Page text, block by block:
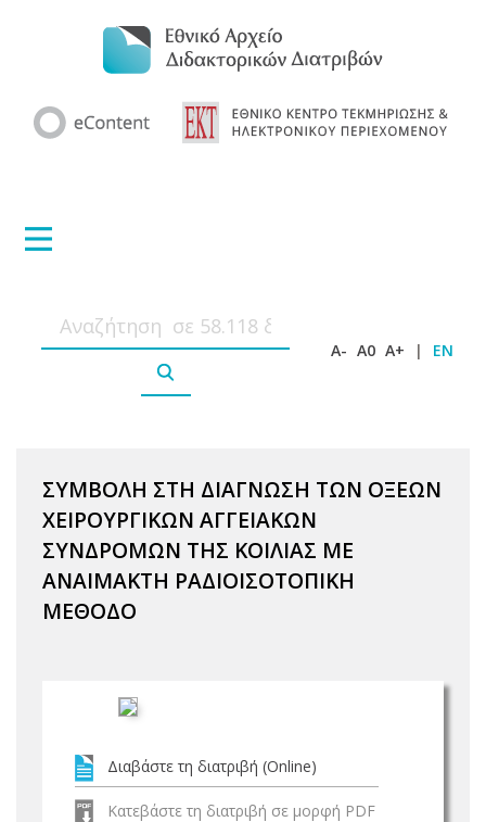
A- A0 A+ | EN
ΣΥΜΒΟΛΗ ΣΤΗ ΔΙΑΓΝΩΣΗ ΤΩΝ ΟΞΕΩΝ
ΧΕΙΡΟΥΡΓΙΚΩΝ ΑΓΓΕΙΑΚΩΝ
ΣΥΝΔΡΟΜΩΝ ΤΗΣ ΚΟΙΛΙΑΣ ΜΕ
ΑΝΑΙΜΑΚΤΗ ΡΑΔΙΟΙΣΟΤΟΠΙΚΗ
ΜΕΘΟΔΟ
Διαβάστε τη διατριβή (Online)
Κατεβάστε τη διατριβή σε μορφή PDF